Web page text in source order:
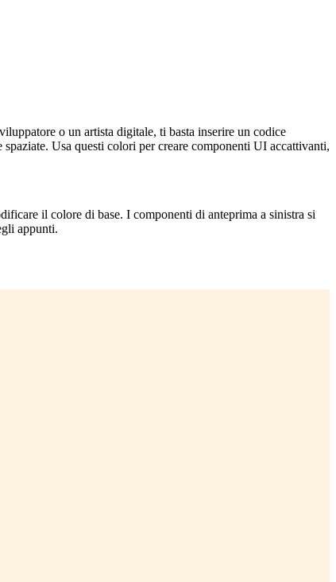
o un artista digitale, ti basta inserire un codice
Usa questi colori per creare componenti UI accattivanti,
il colore di base. I componenti di anteprima a sinistra si
appunti.